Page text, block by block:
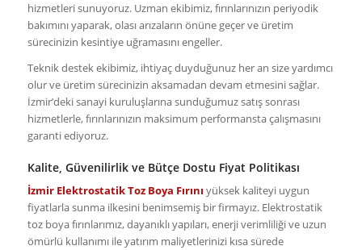
hizmetleri sunuyoruz. Uzman ekibimiz, fırınlarınızın periyodik
bakımını yaparak, olası arızaların önüne geçer ve üretim
sürecinizin kesintiye uğramasını engeller.
Teknik destek ekibimiz, ihtiyaç duyduğunuz her an size yardımcı
olur ve üretim sürecinizin aksamadan devam etmesini sağlar.
İzmir’deki sanayi kuruluşlarına sunduğumuz satış sonrası
hizmetlerle, fırınlarınızın maksimum performansta çalışmasını
garanti ediyoruz.
Kalite, Güvenilirlik ve Bütçe Dostu Fiyat Politikası
İzmir Elektrostatik Toz Boya Fırını yüksek kaliteyi uygun
fiyatlarla sunma ilkesini benimsemiş bir firmayız. Elektrostatik
toz boya fırınlarımız, dayanıklı yapıları, enerji verimliliği ve uzun
ömürlü kullanımı ile yatırım maliyetlerinizi kısa sürede